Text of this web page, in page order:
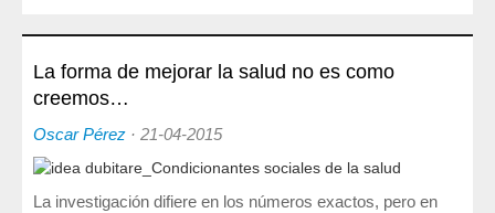
Publicaciones
Publicaciones: Organización, Trabajo y Salud
Publicaciones: Sociedad, Innovación y Salud
Publicaciones: Internacional, Sectores y Salud
La forma de mejorar la salud no es como
creemos…
Oscar Pérez · 21-04-2015
La investigación difiere en los números exactos, pero en